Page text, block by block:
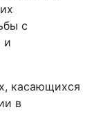
с
и
касающихся
в